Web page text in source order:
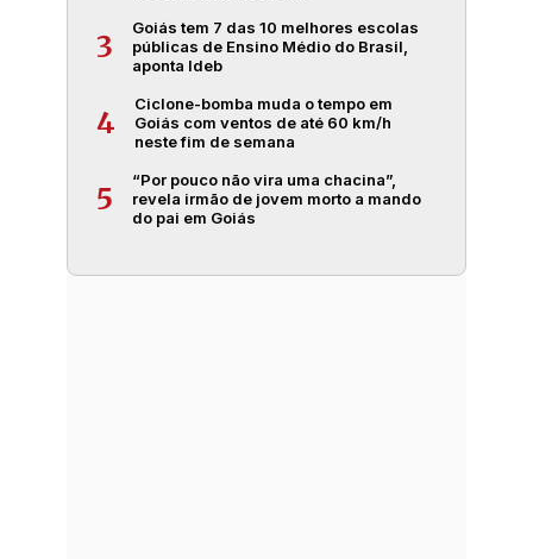
3
Goiás tem 7 das 10 melhores escolas
públicas de Ensino Médio do Brasil,
aponta Ideb
4
Ciclone-bomba muda o tempo em
Goiás com ventos de até 60 km/h
neste fim de semana
5
“Por pouco não vira uma chacina”,
revela irmão de jovem morto a mando
do pai em Goiás